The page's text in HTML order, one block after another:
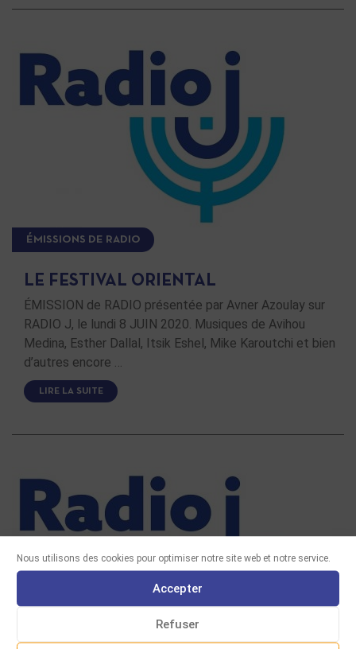
Nous utilisons des cookies pour optimiser notre site web et notre service.
Accepter
Refuser
ÉMISSIONS DE RADIO
LE FESTIVAL ORIENTAL
ÉMISSION de RADIO présentée par Avner Azoulay sur
RADIO J, le lundi 8 JUIN 2020. Musiques de Avihou
Medina, Esther Dallal, Itsik Eshel, Mike Karoutchi et bien
d’autres encore …
LIRE LA SUITE